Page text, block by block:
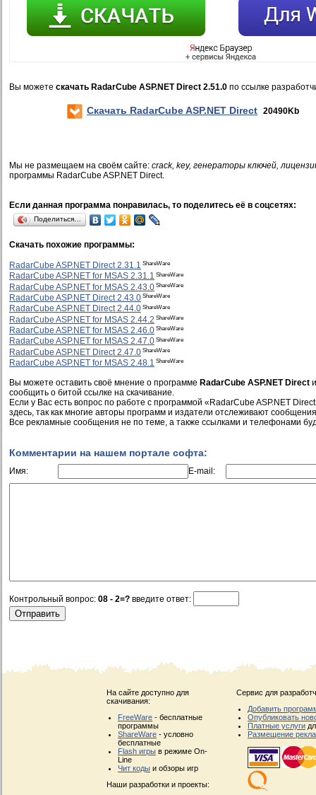
Вы можете скачать RadarCube ASP.NET Direct 2.51.0 по ссылке
Скачать RadarCube ASP.NET Direct 20490Kb
Мы не размещаем на своём сайте: crack, key, генераторы ключей,
программы RadarCube ASP.NET Direct.
Если данная программа понравилась, то поделитесь её в соцсетях:
Поделиться…
Скачать похожие программы:
RadarCube ASP.NET Direct 2.31.1 ShareWare
RadarCube ASP.NET for MSAS 2.31.1 ShareWare
RadarCube ASP.NET for MSAS 2.43.0 ShareWare
RadarCube ASP.NET Direct 2.43.0 ShareWare
RadarCube ASP.NET Direct 2.44.0 ShareWare
RadarCube ASP.NET for MSAS 2.44.2 ShareWare
RadarCube ASP.NET for MSAS 2.46.0 ShareWare
RadarCube ASP.NET for MSAS 2.47.0 ShareWare
RadarCube ASP.NET Direct 2.47.0 ShareWare
RadarCube ASP.NET for MSAS 2.48.1 ShareWare
Вы можете оставить своё мнение о программе RadarCube ASP.NET Direct
сообщить о битой ссылке на скачивание.
Если у Вас есть вопрос по работе с программой «RadarCube ASP.NET
здесь, так как многие авторы программ и издатели отслеживают
Все рекламные сообщения не по теме, а также ссылками и телефонами
Комментарии на нашем портале софта:
Имя: E-mail:
Контрольный вопрос: 08 - 2=? введите ответ:
На сайте доступно для
скачивания:
FreeWare - бесплатные
программы
ShareWare - условно
бесплатные
Flash игры в режиме On-
Line
Чит коды и обзоры игр
Наши разработки и проекты:
Сервис для
Добавить
Опубликовать
Платные услуги
Размещение